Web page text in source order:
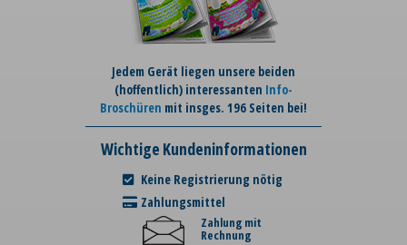
Jedem Gerät liegen unsere beiden
(hoffentlich) interessanten Info-
Broschüren mit insges. 196 Seiten bei!
Wichtige Kundeninformationen
Keine Registrierung nötig
Zahlungsmittel
Zahlung mit
Rechnung